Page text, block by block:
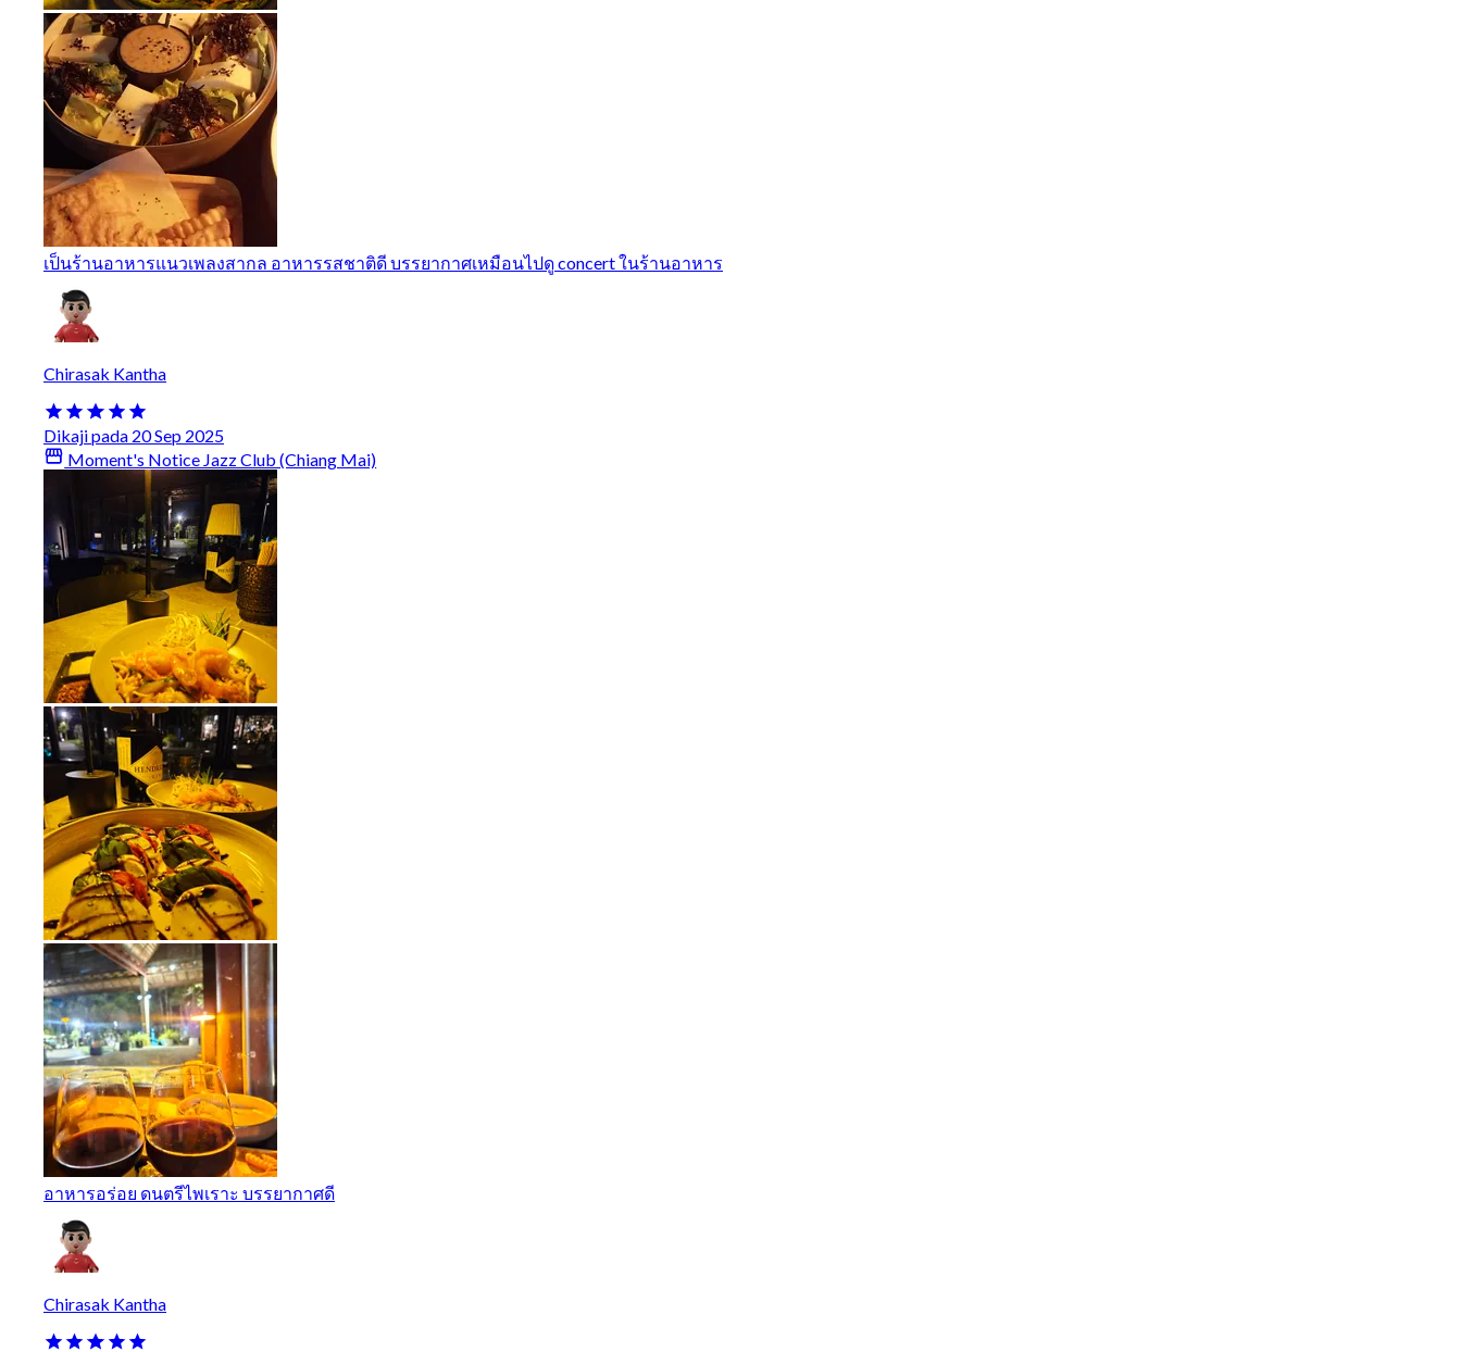
เป็นร้านอาหารแนวเพลงสากล อาหารรสชาติดี บรรยากาศเหมือนไปดู concert ในร้านอาหาร
Chirasak Kantha
Dikaji pada 20 Sep 2025
Moment's Notice Jazz Club (Chiang Mai)
อาหารอร่อย ดนตรีไพเราะ บรรยากาศดี
Chirasak Kantha